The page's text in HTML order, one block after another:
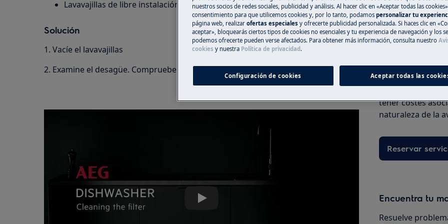
Lavavajillas de libre instalación
Solución
1. Vacíe el lavavajillas
2. Examine el desagüe. Compruebe si hay algún residuo/depósito grande y retírelo
Play
Registra
Si no encuentras
registrar online
reparar tu
tener costes
naturaleza de la
Reservar
Encuentra tu
Resuelve
nuestros socios de redes sociales, publicidad y análisis. Al hacer clic en «Aceptar todas las
consentimiento para que utilicemos cookies y, por lo tanto, podamos personalizar tu
página web, realizar ofertas especiales y ofrecerte publicidad personalizada. Si haces clic en
aceptar», bloquearás ciertos tipos de cookies no esenciales y tu experiencia de navegación y los
podemos ofrecerte pueden verse afectados. Para obtener más información, consulta nuestro
cookies y nuestra Política de privacidad.
Configuración de cookies Aceptar todas las